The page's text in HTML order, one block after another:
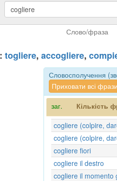
Слово/фраза
togliere, accogliere,
Словосполучення
Приховати всі фрази
заг. Кількість
cogliere (colpire,
cogliere (colpire,
cogliere fiori
cogliere il destro
cogliere il momento